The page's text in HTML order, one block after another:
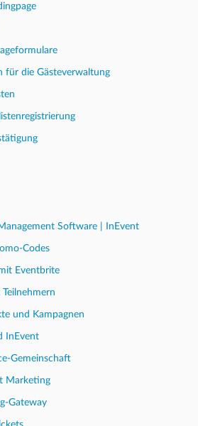
für die Gästeverwaltung
Software | InEvent
Codes
Eventbrite
und Kampagnen
InEvent
Gemeinschaft
Marketing
Gateway